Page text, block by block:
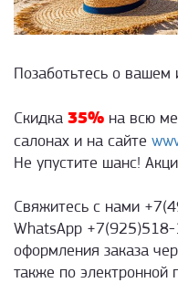
Позаботьтесь о вашем
Скидка 35% на всю
салонах и на сайте
Не упустите шанс!
Свяжитесь с нами
WhatsApp
оформления заказа
также по электронной